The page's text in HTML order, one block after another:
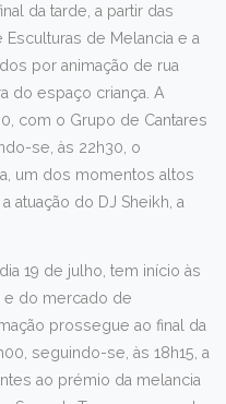
da tarde, a partir das
de Melancia e a
por animação de rua
do espaço criança. A
com o Grupo de Cantares
se, às 22h30, o
um dos momentos altos
atuação do DJ Sheikh, a
19 de julho, tem início às
e do mercado de
prossegue ao final da
seguindo-se, às 18h15, a
ao prémio da melancia